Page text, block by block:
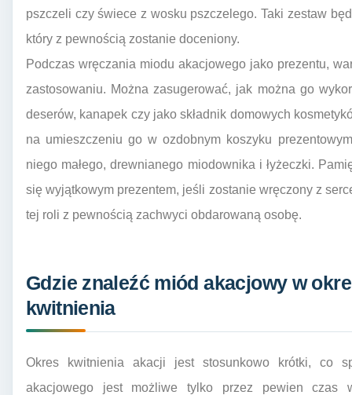
pszczeli czy świece z wosku pszczelego. Taki zestaw
który z pewnością zostanie doceniony.
Podczas wręczania miodu akacjowego jako prezentu,
zastosowaniu. Można zasugerować, jak można go
deserów, kanapek czy jako składnik domowych
na umieszczeniu go w ozdobnym koszyku
niego małego, drewnianego miodownika i łyżeczki.
się wyjątkowym prezentem, jeśli zostanie wręczony z
tej roli z pewnością zachwyci obdarowaną osobę.
Gdzie znaleźć miód akacjowy w
kwitnienia
Okres kwitnienia akacji jest stosunkowo krótki, co
akacjowego jest możliwe tylko przez pewien czas